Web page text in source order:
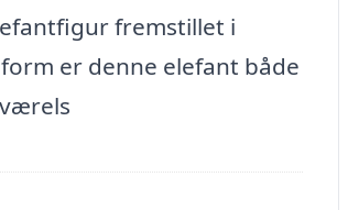
fremstillet i
er denne elefant både